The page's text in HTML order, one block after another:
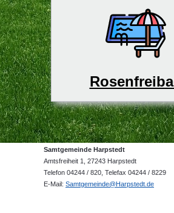
Samtgemeinde Harpstedt
Amtsfreiheit 1, 27243 Harpstedt
Telefon 04244 / 820, Telefax 04244 / 8229
E-Mail: Samtgemeinde@Harpstedt.de